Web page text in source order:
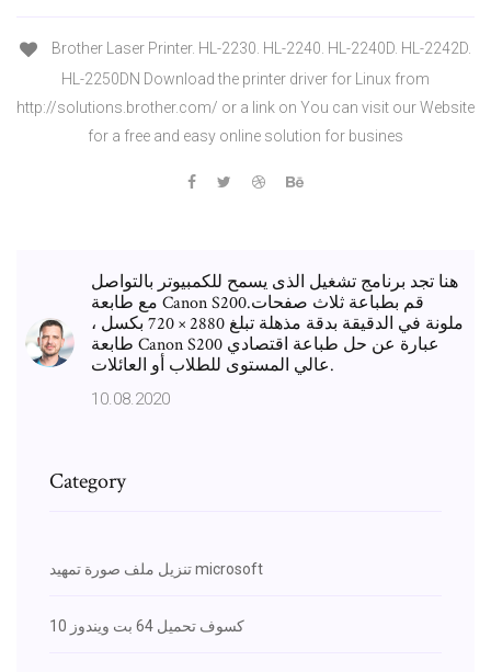
Brother Laser Printer. HL-2230. HL-2240. HL-2240D. HL-2242D.
HL-2250DN Download the printer driver for Linux from
http://solutions.brother.com/ or a link on You can visit our Website
for a free and easy online solution for busines
هنا تجد برنامج تشغيل الذى يسمح للكمبيوتر بالتواصل
مع طابعة Canon S200.قم بطباعة ثلاث صفحات
ملونة في الدقيقة بدقة مذهلة تبلغ 2880 × 720 بكسل ،
طابعة Canon S200 عبارة عن حل طباعة اقتصادي
عالي المستوى للطلاب أو العائلات.
10.08.2020
Category
تنزيل ملف صورة تمهيد microsoft
كسوف تحميل 64 بت ويندوز 10